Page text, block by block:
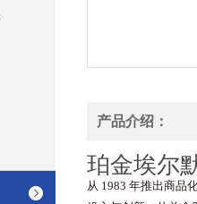
产品介绍：
珀金埃尔
从 1983 年推出商品